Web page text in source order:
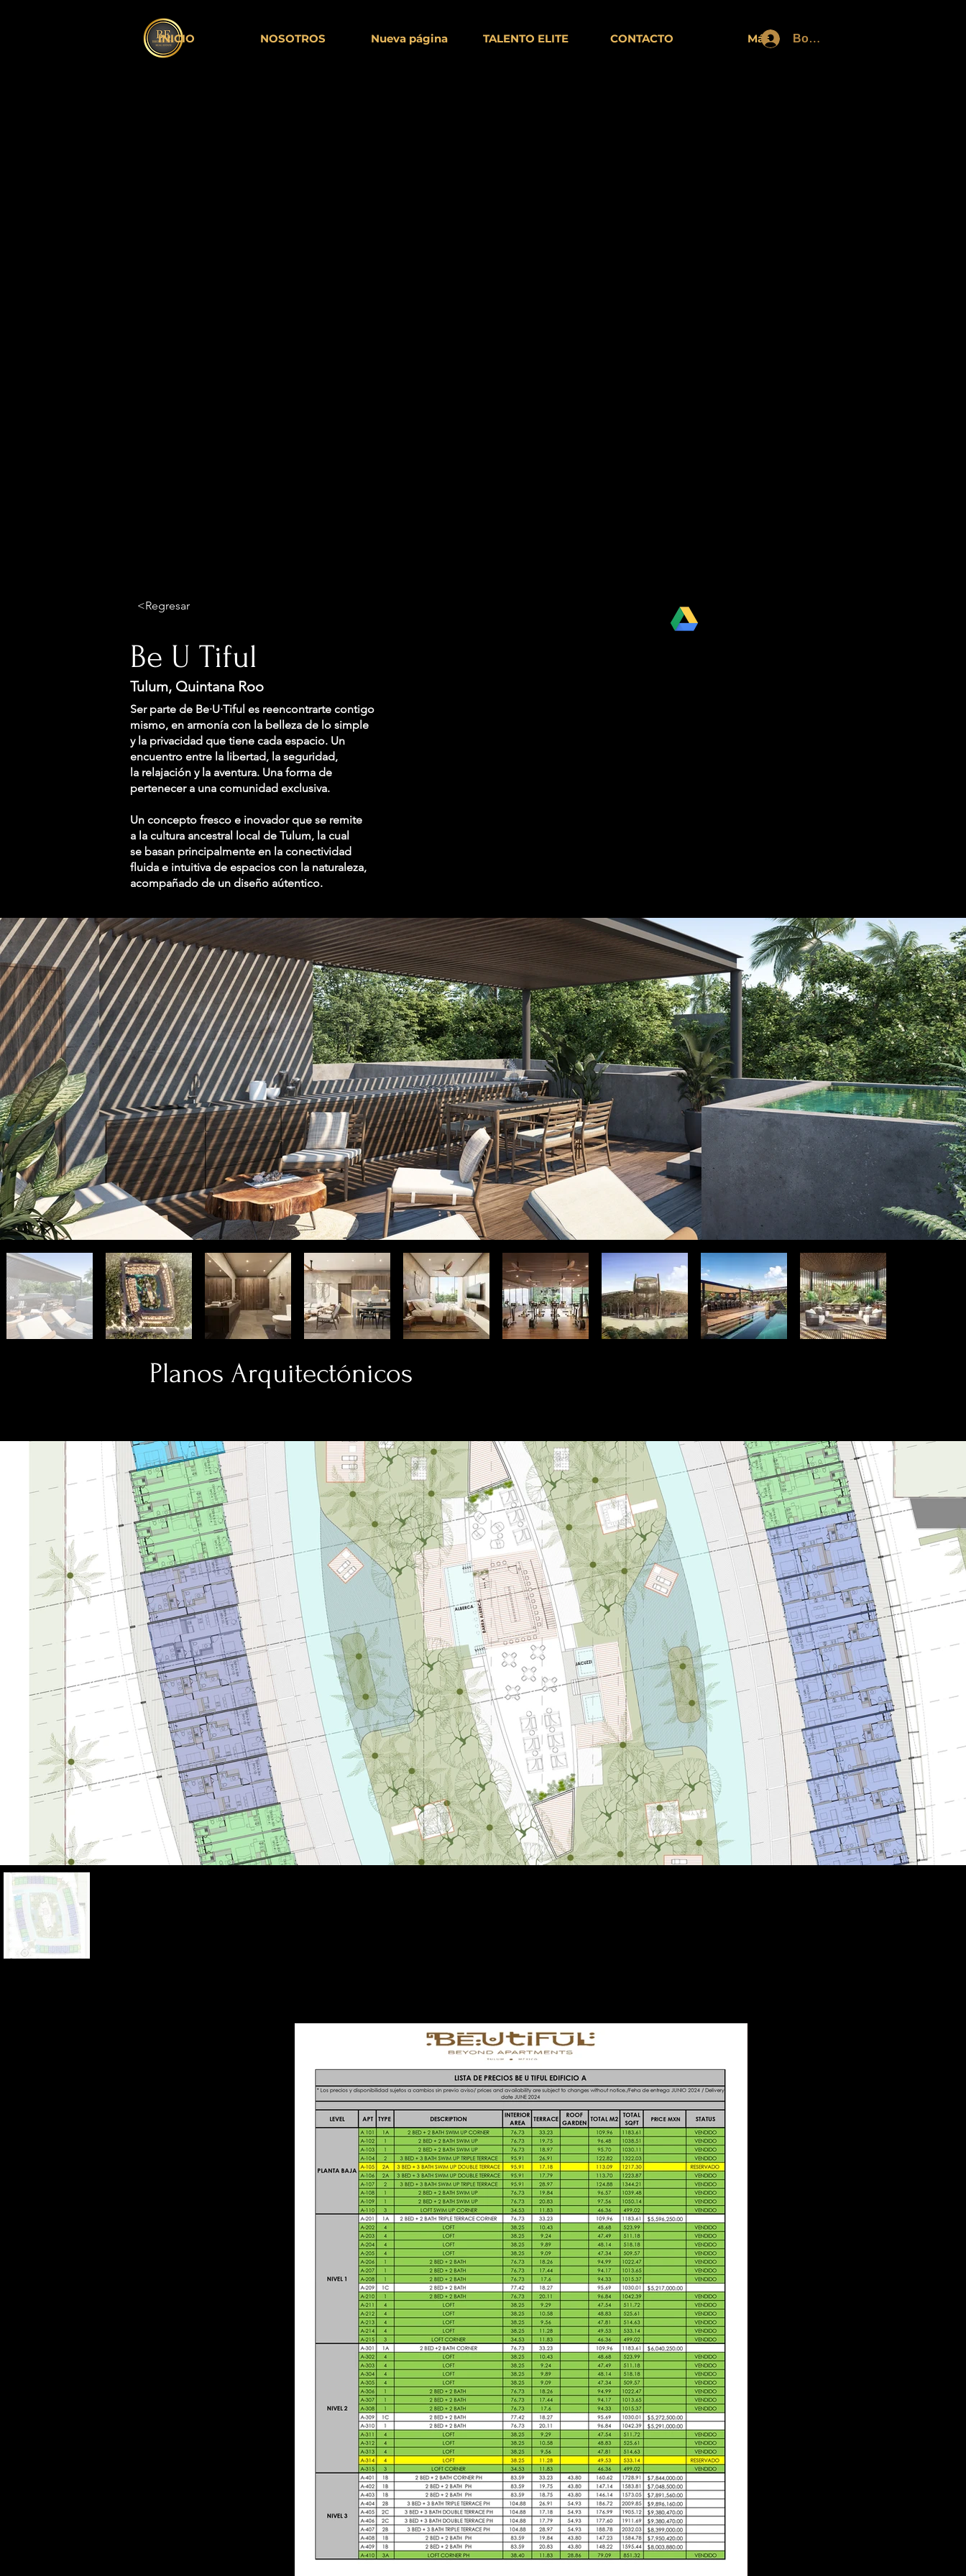
INICIO NOSOTROS Nueva página TALENTO ELITE CONTACTO Más Войти
<Regresar
Be U Tiful
Tulum, Quintana Roo
Ser parte de Be·U·Tiful es reencontrarte contigo
mismo, en armonía con la belleza de lo simple
y la privacidad que tiene cada espacio. Un
encuentro entre la libertad, la seguridad,
la relajación y la aventura. Una forma de
pertenecer a una comunidad exclusiva.
Un concepto fresco e inovador que se remite
a la cultura ancestral local de Tulum, la cual
se basan principalmente en la conectividad
fluida e intuitiva de espacios con la naturaleza,
acompañado de un diseño aútentico.
Planos Arquitectónicos